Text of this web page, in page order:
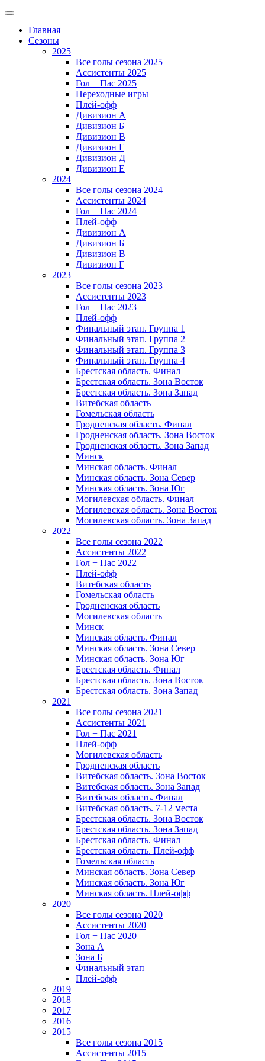
Главная
Сезоны
2025
Все голы сезона 2025
Ассистенты 2025
Гол + Пас 2025
Переходные игры
Плей-офф
Дивизион A
Дивизион Б
Дивизион В
Дивизион Г
Дивизион Д
Дивизион Е
2024
Все голы сезона 2024
Ассистенты 2024
Гол + Пас 2024
Плей-офф
Дивизион A
Дивизион Б
Дивизион В
Дивизион Г
2023
Все голы сезона 2023
Ассистенты 2023
Гол + Пас 2023
Плей-офф
Финальный этап. Группа 1
Финальный этап. Группа 2
Финальный этап. Группа 3
Финальный этап. Группа 4
Брестская область. Финал
Брестская область. Зона Восток
Брестская область. Зона Запад
Витебская область
Гомельская область
Гродненская область. Финал
Гродненская область. Зона Восток
Гродненская область. Зона Запад
Минск
Минская область. Финал
Минская область. Зона Север
Минская область. Зона Юг
Могилевская область. Финал
Могилевская область. Зона Восток
Могилевская область. Зона Запад
2022
Все голы сезона 2022
Ассистенты 2022
Гол + Пас 2022
Плей-офф
Витебская область
Гомельская область
Гродненская область
Могилевская область
Минск
Mинская область. Финал
Минская область. Зона Север
Минская область. Зона Юг
Брестская область. Финал
Брестская область. Зона Восток
Брестская область. Зона Запад
2021
Все голы сезона 2021
Ассистенты 2021
Гол + Пас 2021
Плей-офф
Могилевская область
Гродненская область
Витебская область. Зона Восток
Витебская область. Зона Запад
Витебская область. Финал
Витебская область. 7-12 места
Брестская область. Зона Восток
Брестская область. Зона Запад
Брестская область. Финал
Брестская область. Плей-офф
Гомельская область
Минская область. Зона Север
Минская область. Зона Юг
Минская область. Плей-офф
2020
Все голы сезона 2020
Ассистенты 2020
Гол + Пас 2020
Зона А
Зона Б
Финальный этап
Плей-офф
2019
2018
2017
2016
2015
Все голы сезона 2015
Ассистенты 2015